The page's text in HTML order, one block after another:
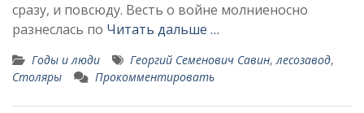
сразу, и повсюду. Весть о войне молниеносно
разнеслась по Читать дальше …
Годы и люди Георгий Семенович Савин,лесозавод,
Столяры
Прокомментировать